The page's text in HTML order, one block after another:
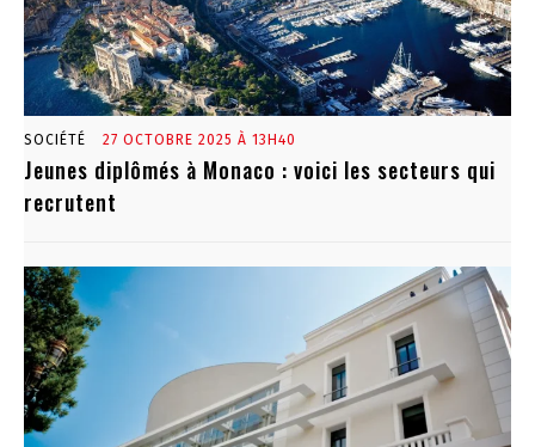
SOCIÉTÉ 27 OCTOBRE 2025 À 13H40
Jeunes diplômés à Monaco : voici les secteurs qui
recrutent